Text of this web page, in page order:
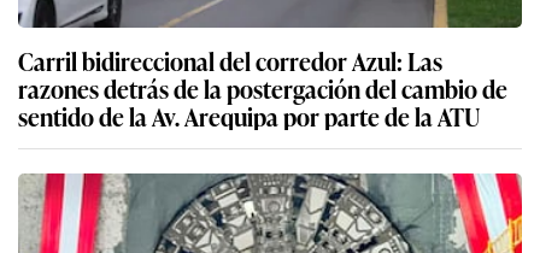
Carril bidireccional del corredor Azul: Las
razones detrás de la postergación del cambio de
sentido de la Av. Arequipa por parte de la ATU